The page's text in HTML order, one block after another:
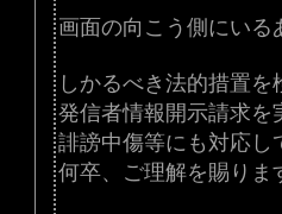
画面の向こう側にい
しかるべき法的措置
発信者情報開示請求を
誹謗中傷等にも対応し
何卒、ご理解を賜りま